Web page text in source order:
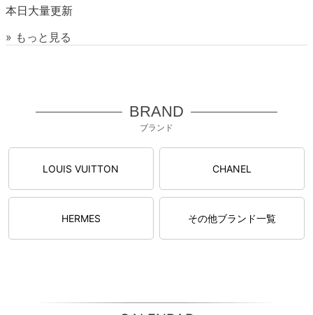
本日大量更新
» もっと見る
BRAND
ブランド
LOUIS VUITTON CHANEL
HERMES その他ブランド一覧